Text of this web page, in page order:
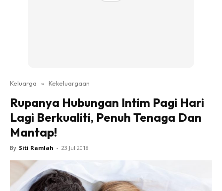
Keluarga » Kekeluargaan
Rupanya Hubungan Intim Pagi Hari
Lagi Berkualiti, Penuh Tenaga Dan
Mantap!
By Siti Ramlah - 23 Jul 2018